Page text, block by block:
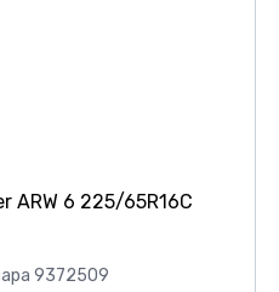
ARW 6 225/65R16C
9372509